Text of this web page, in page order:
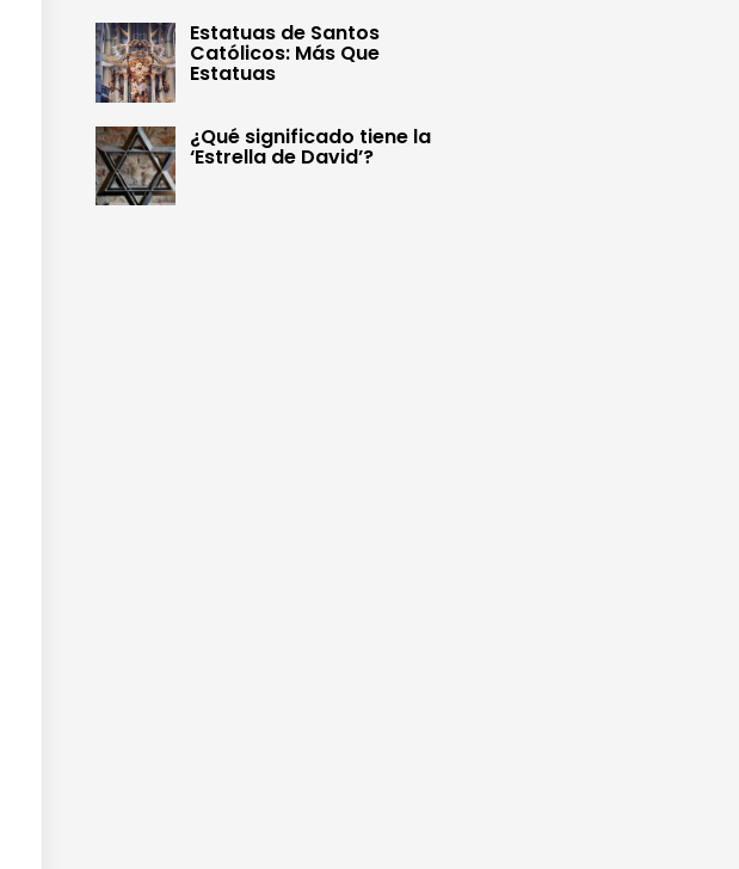
Estatuas de Santos
Católicos: Más Que
Estatuas
¿Qué significado tiene la
‘Estrella de David’?